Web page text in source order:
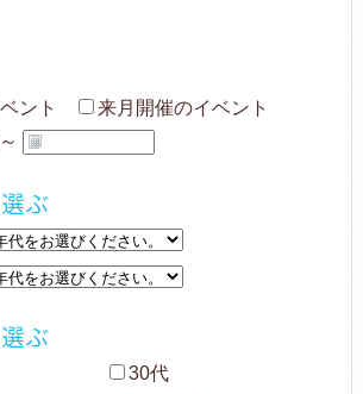
ント
来月開催のイベント
～
ぶ
ぶ
30代